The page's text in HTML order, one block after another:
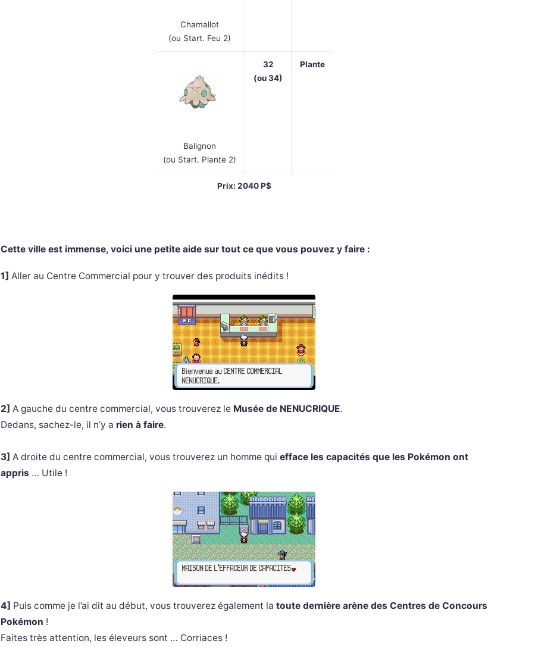
Chamallot
(ou Start. Feu 2)
Balignon
(ou Start. Plante 2)
32
(ou 34)
Plante
Prix: 2040 P$
Cette ville est immense, voici une petite aide sur tout ce que vous pouvez y faire :
1] Aller au Centre Commercial pour y trouver des produits inédits !
2] A gauche du centre commercial, vous trouverez le Musée de NENUCRIQUE.
Dedans, sachez-le, il n’y a rien à faire.
3] A droite du centre commercial, vous trouverez un homme qui efface les capacités que les Pokémon ont
appris … Utile !
4] Puis comme je l’ai dit au début, vous trouverez également la toute dernière arène des Centres de Concours
Pokémon !
Faites très attention, les éleveurs sont … Corriaces !